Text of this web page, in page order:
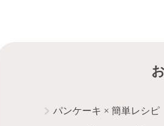
パンケーキ × 簡単レシピ